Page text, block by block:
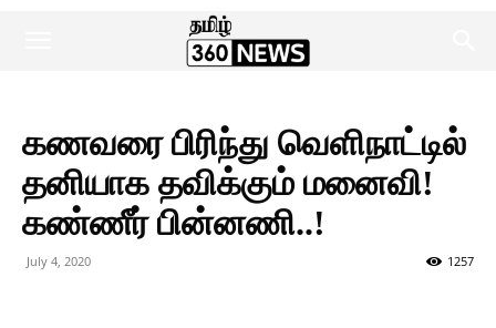
கணவரை பிரிந்து வெளிநாட்டில்
தனியாக தவிக்கும் மனைவி!
கண்ணீர் பின்னணி..!
July 4, 2020 1257